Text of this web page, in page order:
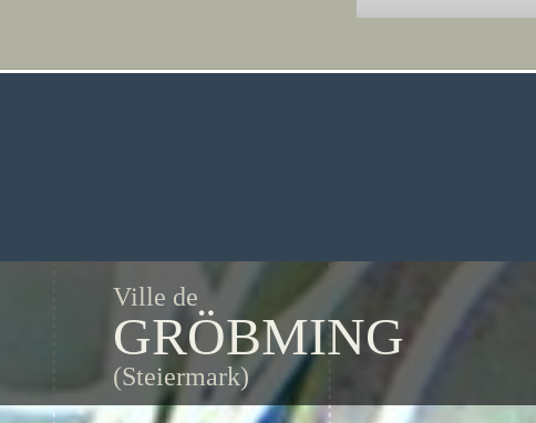
Ville de
GRÖBMING
(Steiermark)